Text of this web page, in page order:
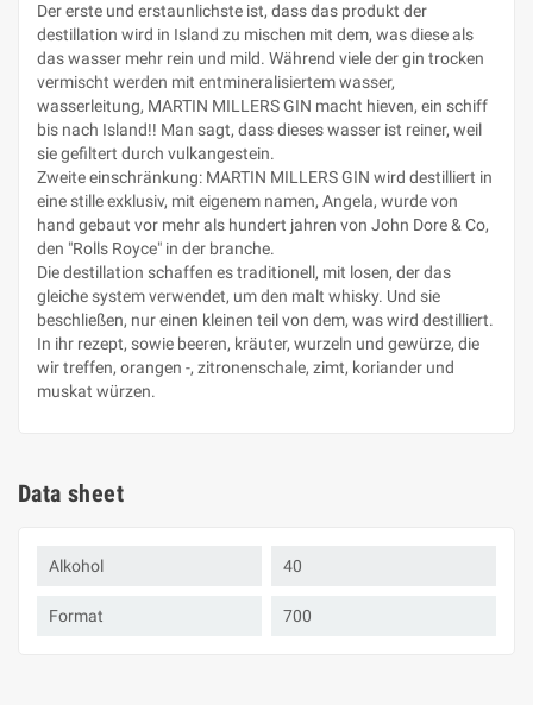
Der erste und erstaunlichste ist, dass das produkt der
destillation wird in Island zu mischen mit dem, was diese als
das wasser mehr rein und mild. Während viele der gin trocken
vermischt werden mit entmineralisiertem wasser,
wasserleitung, MARTIN MILLERS GIN macht hieven, ein schiff
bis nach Island!! Man sagt, dass dieses wasser ist reiner, weil
sie gefiltert durch vulkangestein.
Zweite einschränkung: MARTIN MILLERS GIN wird destilliert in
eine stille exklusiv, mit eigenem namen, Angela, wurde von
hand gebaut vor mehr als hundert jahren von John Dore & Co,
den "Rolls Royce" in der branche.
Die destillation schaffen es traditionell, mit losen, der das
gleiche system verwendet, um den malt whisky. Und sie
beschließen, nur einen kleinen teil von dem, was wird destilliert.
In ihr rezept, sowie beeren, kräuter, wurzeln und gewürze, die
wir treffen, orangen -, zitronenschale, zimt, koriander und
muskat würzen.
Data sheet
Alkohol 40
Format 700